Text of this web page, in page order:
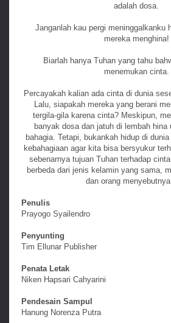
adalah dosa.
Janganlah kau pergi meninggalkanku
mereka menghina!
Biarlah hanya Tuhan yang tahu
menemukan cinta.
Percayakah kalian ada cinta di dunia
Lalu, siapakah mereka yang berani
tergila-gila karena cinta? Meskipun,
banyak dosa dan jatuh di lembah hina
bahagia. Tetapi, bukankah hidup di
kebahagiaan agar kita bisa bersyukur
sebenarnya tujuan Tuhan terhadap
berbeda dari jenis kelamin yang sama,
dan orang menyebutnya
Penulis
Prayogo Syailendro
Penyunting
Tim Ellunar Publisher
Penata Letak
Niken Hapsari Cahyarini
Pendesain Sampul
Hanung Norenza Putra